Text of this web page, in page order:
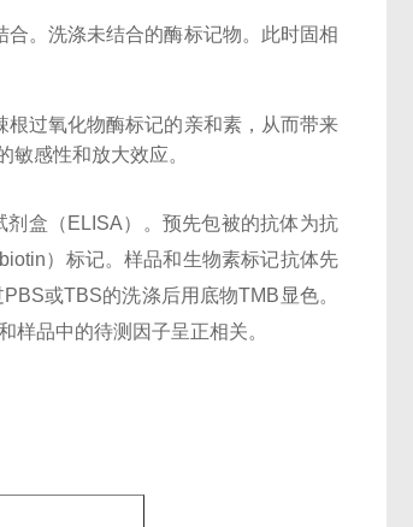
。洗涤未结合的酶标记物。此时固相
根过氧化物酶标记的亲和素，从而带来
感性和放大效应。
盒（ELISA）。预先包被的抗体为抗
）标记。样品和生物素标记抗体先
或TBS的洗涤后用底物TMB显色。
样品中的待测因子呈正相关。